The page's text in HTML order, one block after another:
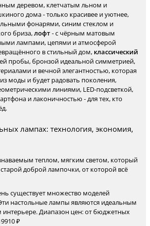
деревом, клетчатым льном и
дома - только красивее и уютнее,
фонарями, синим стеклом и
бриза,лофт- с чёрным матовым
лампами, цепями и атмосферой
в стильный дом, классический
пробы, бронзой идеальной симметрией,
и вечной элегантностью, которая
моды и будет радовать поколения,
линиями, LED-подсветкой,
и лаконичностью - для тех, кто
лампах: технология, экономия,
теплом, мягким светом, который
доброй лампочки, от которой всё
существует множество моделей
настольные лампы являются идеальным
Диапазон цен: от бюджетных
₽